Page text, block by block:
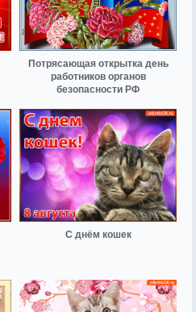
Потрясающая открытка день
работников органов
безопасности РФ
С днём кошек